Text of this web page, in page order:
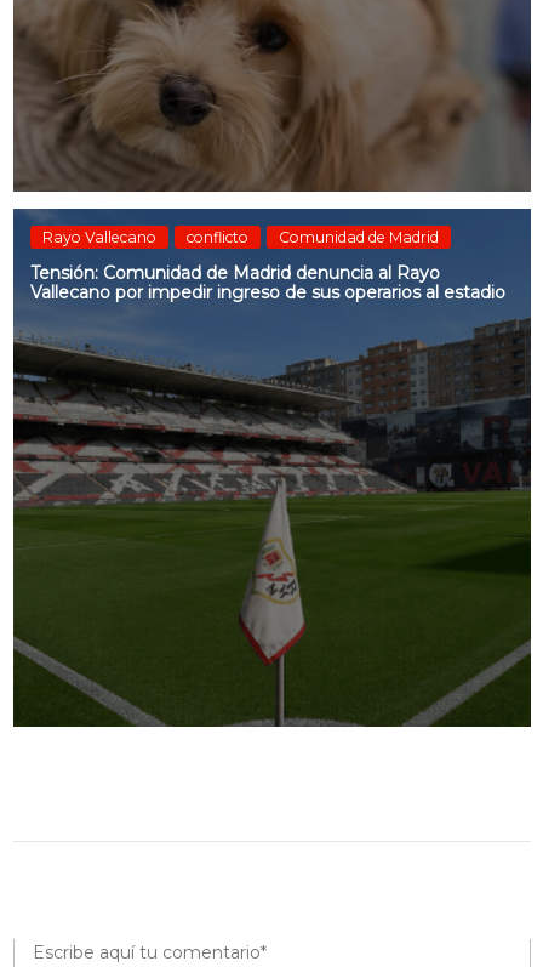
Rayo Vallecano conflicto Comunidad de Madrid
Tensión: Comunidad de Madrid denuncia al Rayo
Vallecano por impedir ingreso de sus operarios al estadio